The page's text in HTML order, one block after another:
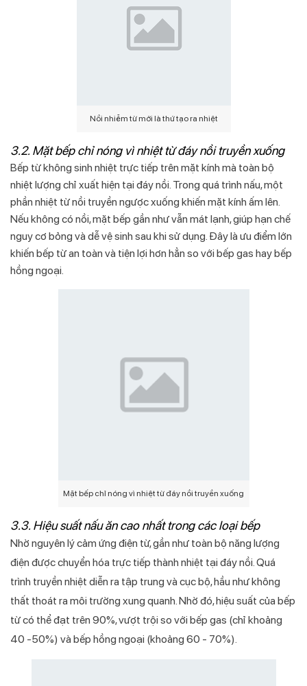
Nồi nhiễm từ mới là thứ tạo ra nhiệt
3.2. Mặt bếp chỉ nóng vì nhiệt từ đáy nồi truyền xuống
Bếp từ không sinh nhiệt trực tiếp trên mặt kính mà toàn bộ
nhiệt lượng chỉ xuất hiện tại đáy nồi. Trong quá trình nấu, một
phần nhiệt từ nồi truyền ngược xuống khiến mặt kính ấm lên.
Nếu không có nồi, mặt bếp gần như vẫn mát lạnh, giúp hạn chế
nguy cơ bỏng và dễ vệ sinh sau khi sử dụng. Đây là ưu điểm lớn
khiến bếp từ an toàn và tiện lợi hơn hẳn so với bếp gas hay bếp
hồng ngoại.
Mặt bếp chỉ nóng vì nhiệt từ đáy nồi truyền xuống
3.3. Hiệu suất nấu ăn cao nhất trong các loại bếp
Nhờ nguyên lý cảm ứng điện từ, gần như toàn bộ năng lượng
điện được chuyển hóa trực tiếp thành nhiệt tại đáy nồi. Quá
trình truyền nhiệt diễn ra tập trung và cục bộ, hầu như không
thất thoát ra môi trường xung quanh. Nhờ đó, hiệu suất của bếp
từ có thể đạt trên 90%, vượt trội so với bếp gas (chỉ khoảng
40 -50%) và bếp hồng ngoại (khoảng 60 - 70%).